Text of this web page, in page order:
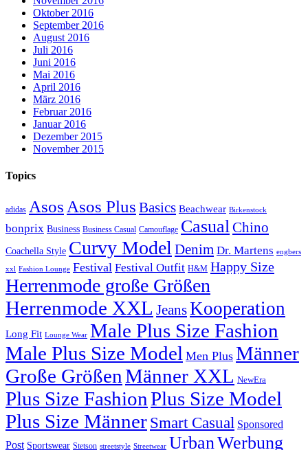
Oktober 2016
September 2016
August 2016
Juli 2016
Juni 2016
Mai 2016
April 2016
März 2016
Februar 2016
Januar 2016
Dezember 2015
November 2015
Topics
adidas AsosAsos Plus Basics Beachwear Birkenstock
bonprix Business Business Casual Camouflage CasualChino
Coachella Style Curvy ModelDenim Dr. Martens engbers
xxl Fashion Lounge Festival Festival Outfit H&M Happy Size
Herrenmode große Größen
Herrenmode XXL JeansKooperation
Long Fit Lounge Wear Male Plus Size Fashion
Male Plus Size Model Men Plus Männer
Große GrößenMänner XXL NewEra
Plus Size FashionPlus Size Model
Plus Size MännerSmart Casual Sponsored
Post Sportswear Stetson streetstyle Streetwear UrbanWerbung